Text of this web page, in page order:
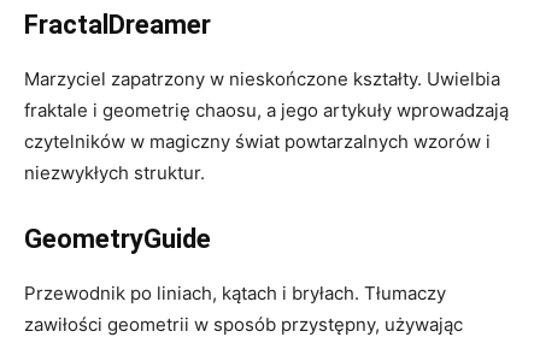
FractalDreamer
Marzyciel zapatrzony w nieskończone kształty. Uwielbia
fraktale i geometrię chaosu, a jego artykuły wprowadzają
czytelników w magiczny świat powtarzalnych wzorów i
niezwykłych struktur.
GeometryGuide
Przewodnik po liniach, kątach i bryłach. Tłumaczy
zawiłości geometrii w sposób przystępny, używając